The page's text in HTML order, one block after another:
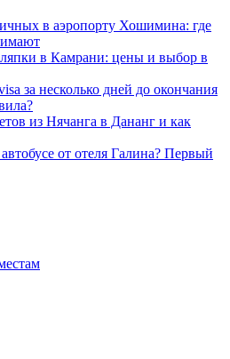
в аэропорту Хошимина: где
в Камрани: цены и выбор в
за несколько дней до окончания
из Нячанга в Дананг и как
от отеля Галина? Первый